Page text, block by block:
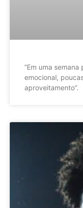
”Em uma
emocional,
aproveitamento”.